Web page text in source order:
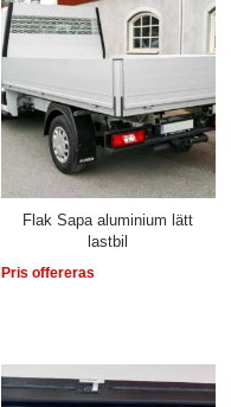
Flak Sapa aluminium lätt
lastbil
Pris offereras
5750 kr